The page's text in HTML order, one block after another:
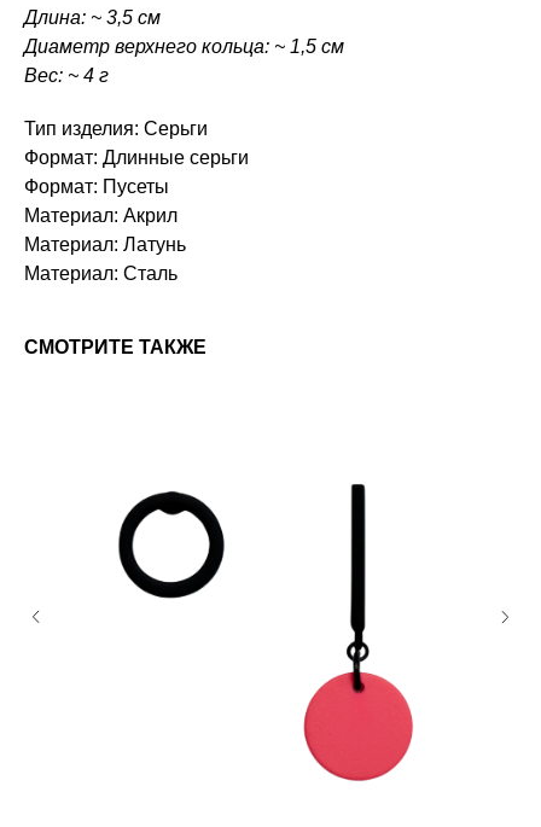
Длина: ~ 3,5 см
Диаметр верхнего кольца: ~ 1,5 см
Вес: ~ 4 г
Тип изделия: Серьги
Формат: Длинные серьги
Формат: Пусеты
Материал: Акрил
Материал: Латунь
Материал: Сталь
СМОТРИТЕ ТАКЖЕ